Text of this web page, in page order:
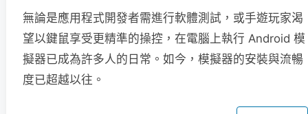
無論是應用程式開發者需進行軟體測試，或手遊玩家渴
望以鍵鼠享受更精準的操控，在電腦上執行 Android 模
擬器已成為許多人的日常。如今，模擬器的安裝與流暢
度已超越以往。